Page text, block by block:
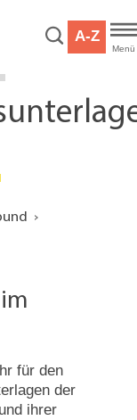
A-Z
Menü
für den
der
und ihrer